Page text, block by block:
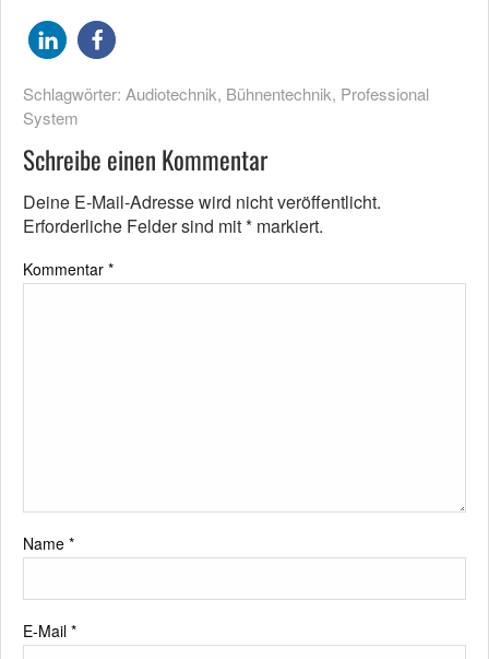
Schlagwörter: Audiotechnik, Bühnentechnik, Professional
System
Schreibe einen Kommentar
Deine E-Mail-Adresse wird nicht veröffentlicht.
Erforderliche Felder sind mit* markiert.
Kommentar *
Name *
E-Mail *